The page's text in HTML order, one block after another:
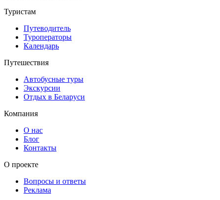
Туристам
Путеводитель
Туроператоры
Календарь
Путешествия
Автобусные туры
Экскурсии
Отдых в Беларуси
Компания
О нас
Блог
Контакты
О проекте
Вопросы и ответы
Реклама